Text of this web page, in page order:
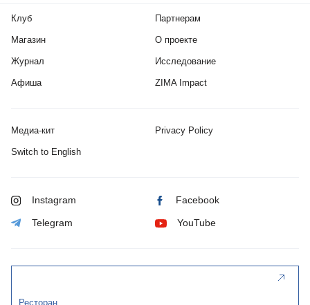
Клуб
Магазин
Журнал
Афиша
Партнерам
О проекте
Исследование
ZIMA Impact
Медиа-кит Privacy Policy
Switch to English
Instagram Facebook
Telegram YouTube
Ресторан